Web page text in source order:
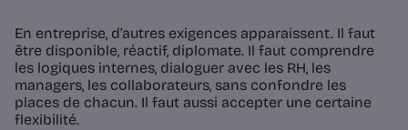
En entreprise, d’autres exigences apparaissent. Il faut
être disponible, réactif, diplomate. Il faut comprendre
les logiques internes, dialoguer avec les RH, les
managers, les collaborateurs, sans confondre les
places de chacun. Il faut aussi accepter une certaine
flexibilité.